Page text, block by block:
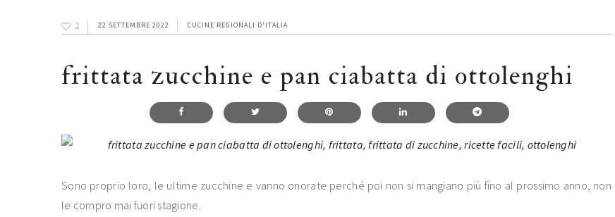
2 22 SETTEMBRE 2022 CUCINE REGIONALI D'ITALIA
frittata zucchine e pan ciabatta di ottolenghi
Sono proprio loro, le ultime zucchine e vanno onorate perché poi non si mangiano più fino al prossimo anno, non
le compro mai fuori stagione.